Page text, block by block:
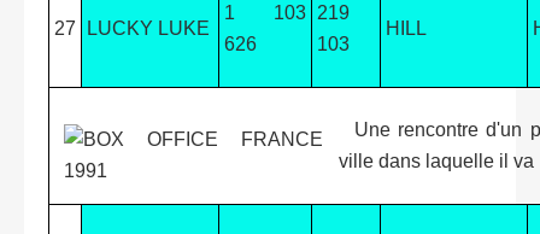
27 LUCKY LUKE
1 103
626
219
103
HILL
Une rencontre d'un
ville dans laquelle il va